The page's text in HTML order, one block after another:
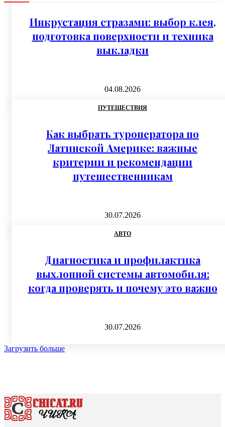
Инкрустация стразами: выбор клея,
подготовка поверхности и техника
выкладки
04.08.2026
ПУТЕШЕСТВИЯ
Как выбрать туроператора по
Латинской Америке: важные
критерии и рекомендации
путешественникам
30.07.2026
АВТО
Диагностика и профилактика
выхлопной системы автомобиля:
когда проверять и почему это важно
30.07.2026
Загрузить больше